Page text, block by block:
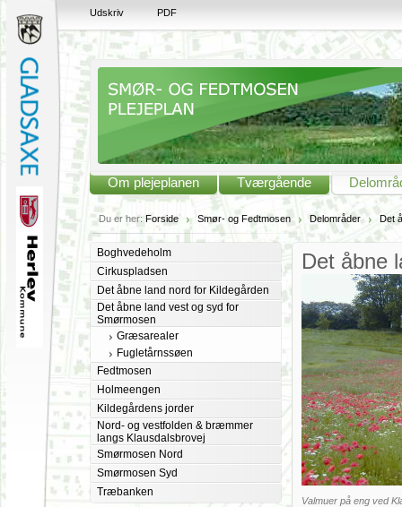
Udskriv PDF
Om plejeplanen Tværgående
Du er her:Forside Smør- og Fedtmosen Delområder Det
Boghvedeholm
Cirkuspladsen
Det åbne land nord for Kildegården
Det åbne land vest og syd for
Smørmosen
Græsarealer
Fugletårnssøen
Fedtmosen
Holmeengen
Kildegårdens jorder
Nord- og vestfolden & bræmmer
langs Klausdalsbrovej
Smørmosen Nord
Smørmosen Syd
Træbanken
Det åbne
Valmuer på eng ved